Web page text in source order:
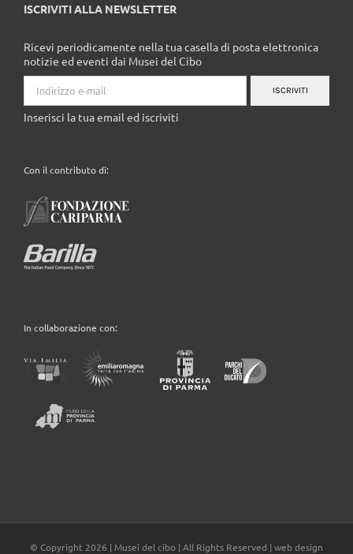
ISCRIVITI ALLA NEWSLETTER
Ricevi periodicamente nella tua casella di posta elettronica
notizie ed eventi dai Musei del Cibo
ISCRIVITI
Inserisci la tua email ed iscriviti
Con il contributo di:
In collaborazione con:
© Copyright 2026 | Musei del cibo | All Rights Reserved | web design